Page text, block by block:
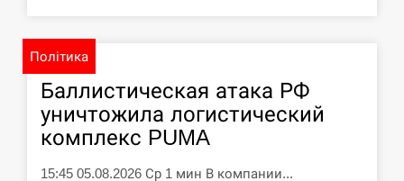
Політика
Баллистическая атака РФ
уничтожила логистический
комплекс PUMA
15:45 05.08.2026 Ср 1 мин В компании...